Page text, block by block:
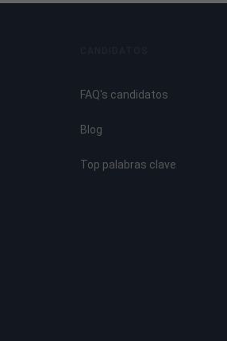
FAQ's candidatos
Blog
Top palabras clave